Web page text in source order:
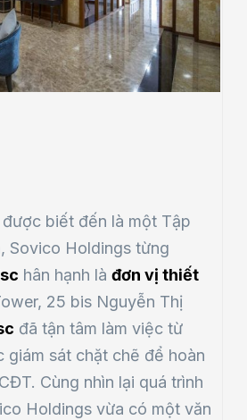
biết đến là một Tập
Sovico Holdings từng
hân hạnh là đơn vị thiết
25 bis Nguyễn Thị
đã tận tâm làm việc từ
sát chặt chẽ để hoàn
Cùng nhìn lại quá trình
Holdings vừa có một văn